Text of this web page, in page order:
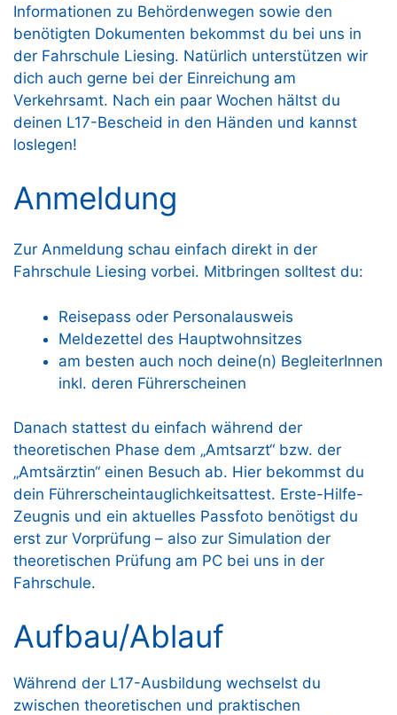
Informationen zu Behördenwegen sowie den
benötigten Dokumenten bekommst du bei uns in
der Fahrschule Liesing. Natürlich unterstützen wir
dich auch gerne bei der Einreichung am
Verkehrsamt. Nach ein paar Wochen hältst du
deinen L17-Bescheid in den Händen und kannst
loslegen!
Anmeldung
Zur Anmeldung schau einfach direkt in der
Fahrschule Liesing vorbei. Mitbringen solltest du:
Reisepass oder Personalausweis
Meldezettel des Hauptwohnsitzes
am besten auch noch deine(n) BegleiterInnen
inkl. deren Führerscheinen
Danach stattest du einfach während der
theoretischen Phase dem „Amtsarzt“ bzw. der
„Amtsärztin“ einen Besuch ab. Hier bekommst du
dein Führerscheintauglichkeitsattest. Erste-Hilfe-
Zeugnis und ein aktuelles Passfoto benötigst du
erst zur Vorprüfung – also zur Simulation der
theoretischen Prüfung am PC bei uns in der
Fahrschule.
Aufbau/Ablauf
Während der L17-Ausbildung wechselst du
zwischen theoretischen und praktischen